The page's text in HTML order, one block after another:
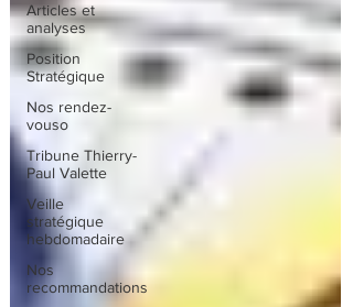
Articles et
analyses
Position
Stratégique
Nos rendez-
vouso
Tribune Thierry-
Paul Valette
Veille
stratégique
hebdomadaire
Nos
recommandations